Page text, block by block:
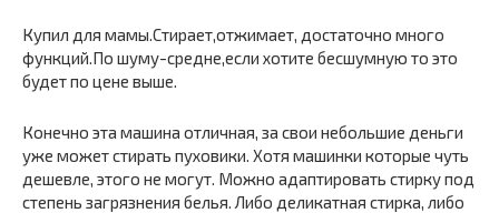
Купил для мамы.Стирает,отжимает, достаточно много
функций.По шуму-средне,если хотите бесшумную то это
будет по цене выше.
Конечно эта машина отличная, за свои небольшие деньги
уже может стирать пуховики. Хотя машинки которые чуть
дешевле, этого не могут. Можно адаптировать стирку под
степень загрязнения белья. Либо деликатная стирка, либо